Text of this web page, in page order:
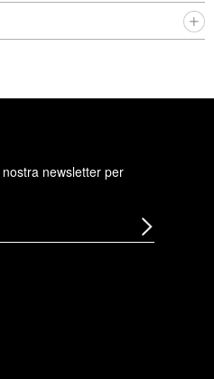
nostra newsletter per